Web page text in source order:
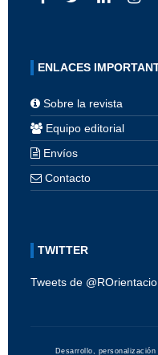
ENLACES
Sobre la revista
Equipo editorial
Envíos
Contacto
TWITTER
Tweets de
Desarrollo,